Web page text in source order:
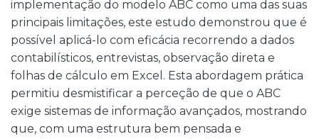
implementação do modelo ABC como uma das suas
principais limitações, este estudo demonstrou que é
possível aplicá-lo com eficácia recorrendo a dados
contabilísticos, entrevistas, observação direta e
folhas de cálculo em Excel. Esta abordagem prática
permitiu desmistificar a perceção de que o ABC
exige sistemas de informação avançados, mostrando
que, com uma estrutura bem pensada e